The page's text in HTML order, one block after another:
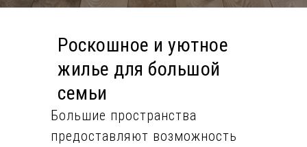
Роскошное и уютное
жилье для большой
семьи
Большие пространства
предоставляют возможность